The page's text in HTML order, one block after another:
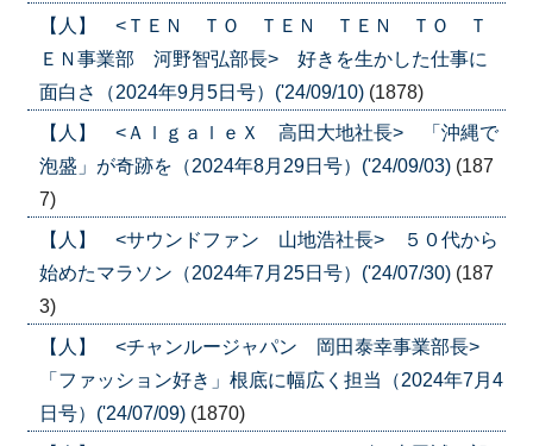
【人】 <ＴＥＮ ＴＯ ＴＥＮ ＴＥＮ ＴＯ Ｔ
ＥＮ事業部 河野智弘部長> 好きを生かした仕事に
面白さ（2024年9月5日号）('24/09/10) (1878)
【人】 <ＡｌｇａｌｅＸ 高田大地社長> 「沖縄で
泡盛」が奇跡を（2024年8月29日号）('24/09/03) (187
7)
【人】 <サウンドファン 山地浩社長> ５０代から
始めたマラソン（2024年7月25日号）('24/07/30) (187
3)
【人】 <チャンルージャパン 岡田泰幸事業部長>
「ファッション好き」根底に幅広く担当（2024年7月4
日号）('24/07/09) (1870)